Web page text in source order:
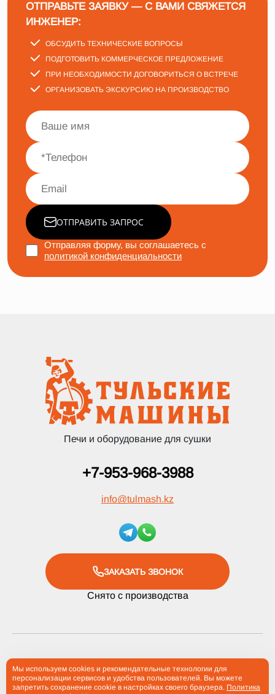
ОТПРАВЬТЕ ЗАЯВКУ — С ВАМИ СВЯЖЕТСЯ
ИНЖЕНЕР:
ОБСУДИТЬ ТЕХНИЧЕСКИЕ ВОПРОСЫ
ПОДГОТОВИТЬ КОММЕРЧЕСКОЕ ПРЕДЛОЖЕНИЕ
ПРИ НЕОБХОДИМОСТИ ДОГОВОРИТЬСЯ О ВСТРЕЧЕ
ОРГАНИЗОВАТЬ ЭКСКУРСИЮ НА ПРОИЗВОДСТВО
ОТПРАВИТЬ ЗАПРОС
Отправляя форму, вы соглашаетесь с
политикой конфиденциальности
Печи и оборудование для сушки
+7-953-968-3988
info@tulmash.kz
ЗАКАЗАТЬ ЗВОНОК
Снято с производства
2012-2026 Компания «Тульские Машины» ® Все права
защищены
Мы используем cookies и рекомендательные технологии для
персонализации сервисов и удобства пользователей. Вы можете
запретить сохранение cookie в настройках своего браузера. Политика